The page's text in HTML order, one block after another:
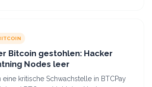
Bitcoin gestohlen: Hacker
Nodes leer
kritische Schwachstelle in BTCPay